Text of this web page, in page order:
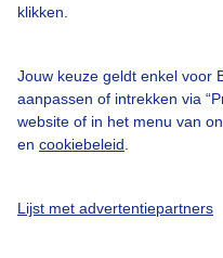
klikken.
Jouw keuze geldt enkel voor
aanpassen of intrekken via
website of in het menu van
en cookiebeleid
Lijst met advertentiepartners
Adverteren
Privacy beleid
Cookie beleid